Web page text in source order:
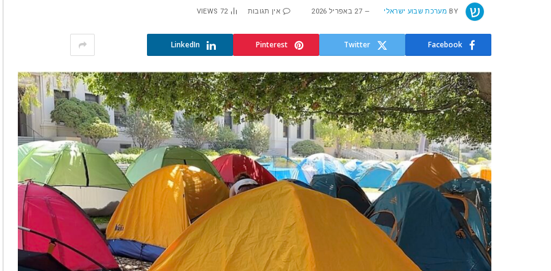
BY מערכת שבוע ישראלי 27 באפריל 2026 אין תגובות 72
VIEWS
Facebook
Twitter
Pinterest
LinkedIn